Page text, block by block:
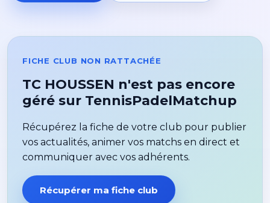
FICHE CLUB NON RATTACHÉE
TC HOUSSEN n'est pas encore
géré sur TennisPadelMatchup
Récupérez la fiche de votre club pour publier
vos actualités, animer vos matchs en direct et
communiquer avec vos adhérents.
Récupérer ma fiche club